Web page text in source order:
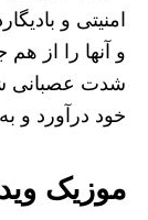
امنیتی و
و آنها را از
شدت عصبانی
خود درآورد و
موزیک